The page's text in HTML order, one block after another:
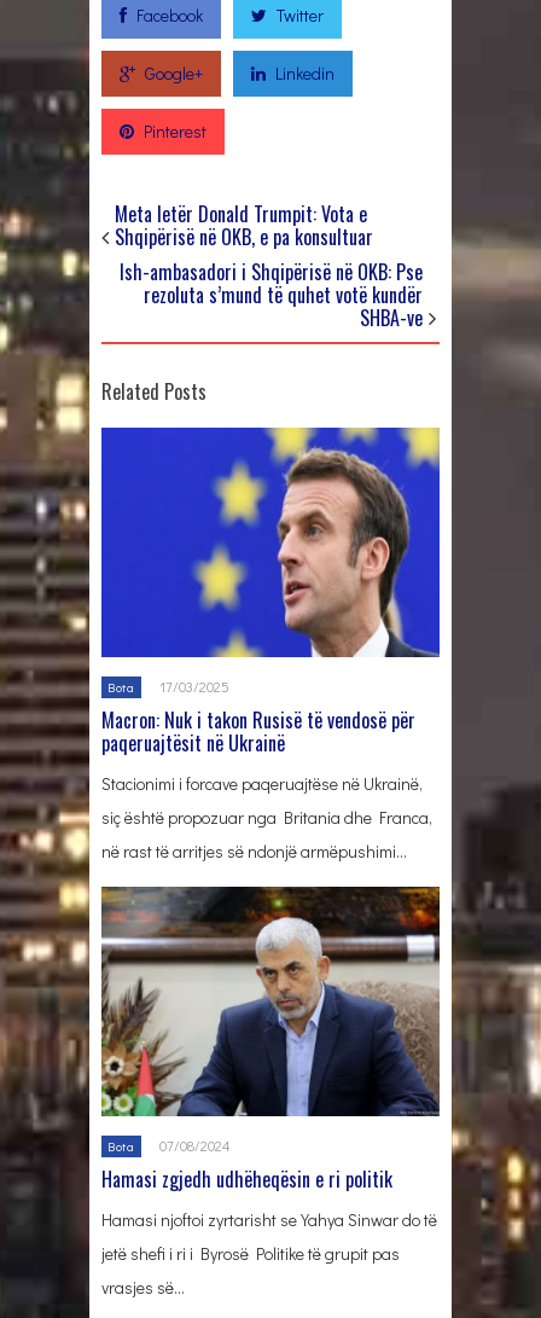
Facebook Twitter
Google+ Linkedin
Pinterest
Meta letër Donald Trumpit: Vota e
Shqipërisë në OKB, e pa konsultuar
Ish-ambasadori i Shqipërisë në OKB: Pse
rezoluta s’mund të quhet votë kundër
SHBA-ve
Related Posts
Bota 17/03/2025
Macron: Nuk i takon Rusisë të vendosë për
paqeruajtësit në Ukrainë
Stacionimi i forcave paqeruajtëse në Ukrainë,
siç është propozuar nga Britania dhe Franca,
në rast të arritjes së ndonjë armëpushimi…
Bota 07/08/2024
Hamasi zgjedh udhëheqësin e ri politik
Hamasi njoftoi zyrtarisht se Yahya Sinwar do të
jetë shefi i ri i Byrosë Politike të grupit pas
vrasjes së…